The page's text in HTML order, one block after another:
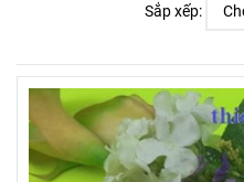
Sắp xếp: